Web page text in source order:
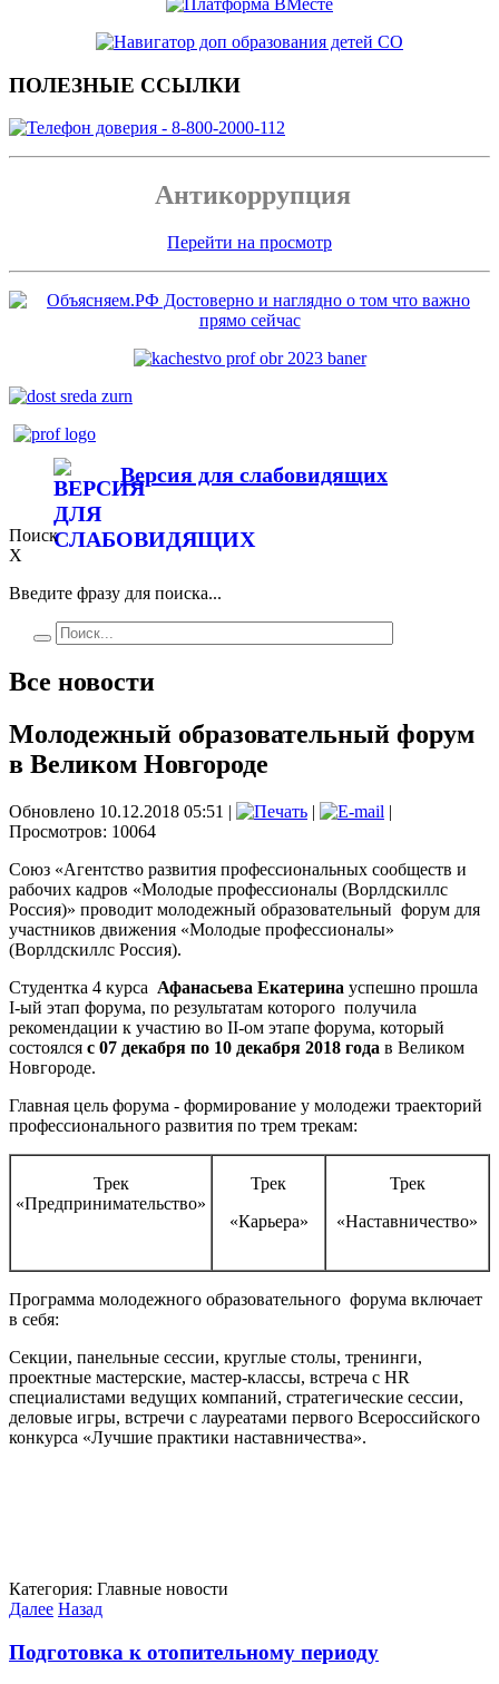
ПОЛЕЗНЫЕ ССЫЛКИ
Антикоррупция
Перейти на просмотр
Версия для слабовидящих
Поиск
X
Введите фразу для поиска...
Все новости
Молодежный образовательный форум
в Великом Новгороде
Обновлено 10.12.2018 05:51 | |
|
Просмотров: 10064
Союз «Агентство развития профессиональных сообществ и
рабочих кадров «Молодые профессионалы (Ворлдскиллс
Россия)» проводит молодежный образовательный форум для
участников движения «Молодые профессионалы»
(Ворлдскиллс Россия).
Студентка 4 курса Афанасьева Екатерина успешно прошла
I-ый этап форума, по результатам которого получила
рекомендации к участию во II-ом этапе форума, который
состоялся с 07 декабря по 10 декабря 2018 года в Великом
Новгороде.
Главная цель форума - формирование у молодежи траекторий
профессионального развития по трем трекам:
Трек
«Предпринимательство»
Трек
«Карьера»
Трек
«Наставничество»
Программа молодежного образовательного форума включает
в себя:
Секции, панельные сессии, круглые столы, тренинги,
проектные мастерские, мастер-классы, встреча с HR
специалистами ведущих компаний, стратегические сессии,
деловые игры, встречи с лауреатами первого Всероссийского
конкурса «Лучшие практики наставничества».
Категория: Главные новости
Далее Назад
Подготовка к отопительному периоду